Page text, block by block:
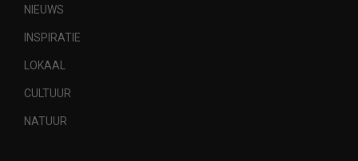
NIEUWS
INSPIRATIE
LOKAAL
CULTUUR
NATUUR